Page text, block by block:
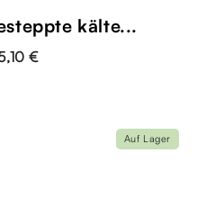
kälte...
€
Auf Lager